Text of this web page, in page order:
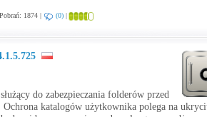
1874 | (0) |
do zabezpieczania folderów przed
Ochrona katalogów użytkownika polega na